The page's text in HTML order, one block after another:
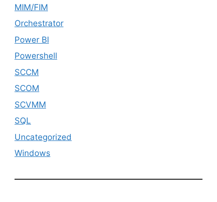
MIM/FIM
Orchestrator
Power BI
Powershell
SCCM
SCOM
SCVMM
SQL
Uncategorized
Windows